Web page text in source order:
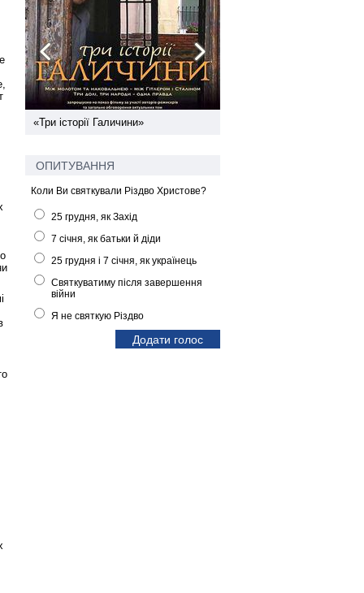
«Три історії Галичини»
ОПИТУВАННЯ
Коли Ви святкували Різдво Христове?
25 грудня, як Захід
7 січня, як батьки й діди
25 грудня і 7 січня, як українець
Святкуватиму після завершення
війни
Я не святкую Різдво